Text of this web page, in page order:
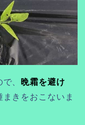
、 晩霜を避け
まきをおこないま